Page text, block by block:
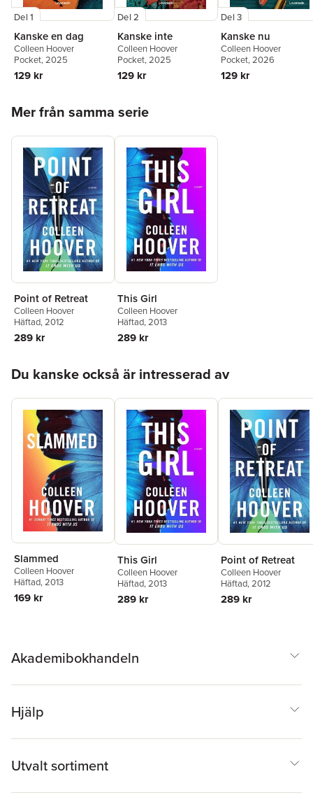
Del 1
Kanske en dag
Colleen Hoover
Pocket, 2025
129 kr
Del 2
Kanske inte
Colleen Hoover
Pocket, 2025
129 kr
Del 3
Kanske nu
Colleen Hoover
Pocket, 2026
129 kr
Mer från samma serie
Point of Retreat
Colleen Hoover
Häftad, 2012
289 kr
This Girl
Colleen Hoover
Häftad, 2013
289 kr
Du kanske också är intresserad av
Slammed
Colleen Hoover
Häftad, 2013
169 kr
This Girl
Colleen Hoover
Häftad, 2013
289 kr
Point of Retreat
Colleen Hoover
Häftad, 2012
289 kr
Akademibokhandeln
Hjälp
Utvalt sortiment